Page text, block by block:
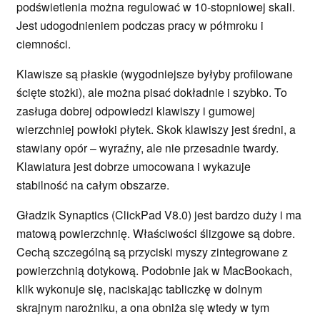
podświetlenia można regulować w 10-stopniowej skali.
Jest udogodnieniem podczas pracy w półmroku i
ciemności.
Klawisze są płaskie (wygodniejsze byłyby profilowane
ścięte stożki), ale można pisać dokładnie i szybko. To
zasługa dobrej odpowiedzi klawiszy i gumowej
wierzchniej powłoki płytek. Skok klawiszy jest średni, a
stawiany opór – wyraźny, ale nie przesadnie twardy.
Klawiatura jest dobrze umocowana i wykazuje
stabilność na całym obszarze.
Gładzik Synaptics (ClickPad V8.0) jest bardzo duży i ma
matową powierzchnię. Właściwości ślizgowe są dobre.
Cechą szczególną są przyciski myszy zintegrowane z
powierzchnią dotykową. Podobnie jak w MacBookach,
klik wykonuje się, naciskając tabliczkę w dolnym
skrajnym narożniku, a ona obniża się wtedy w tym